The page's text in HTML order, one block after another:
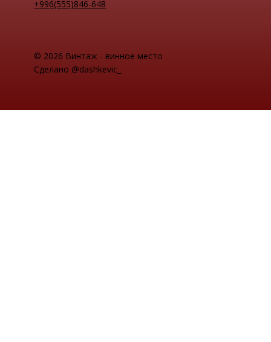
+996(555)846-648
© 2026 Винтаж - винное место
Сделано @dashkevic_